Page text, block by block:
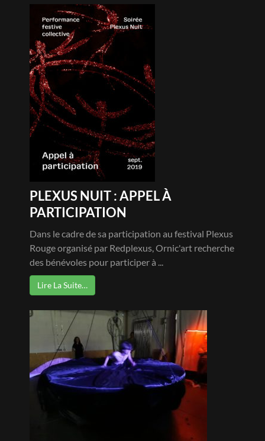
PLEXUS NUIT : APPEL À
PARTICIPATION
Dans le cadre de sa participation au festival Plexus
Rouge organisé par Redplexus, Ornic'art recherche
des bénévoles pour participer à ...
Lire La Suite…